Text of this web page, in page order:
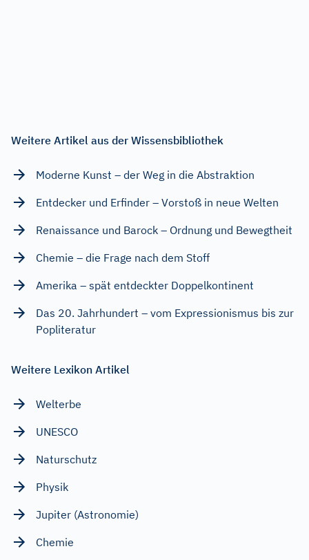
Weitere Artikel aus der Wissensbibliothek
Moderne Kunst – der Weg in die Abstraktion
Entdecker und Erfinder – Vorstoß in neue Welten
Renaissance und Barock – Ordnung und Bewegtheit
Chemie – die Frage nach dem Stoff
Amerika – spät entdeckter Doppelkontinent
Das 20. Jahrhundert – vom Expressionismus bis zur
Popliteratur
Weitere Lexikon Artikel
Welterbe
UNESCO
Naturschutz
Physik
Jupiter (Astronomie)
Chemie